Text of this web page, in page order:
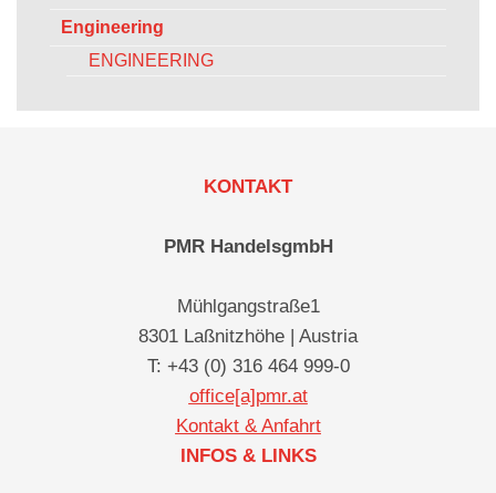
Engineering
ENGINEERING
KONTAKT
PMR HandelsgmbH
Mühlgangstraße1
8301 Laßnitzhöhe | Austria
T: +43 (0) 316 464 999-0
office[a]pmr.at
Kontakt & Anfahrt
INFOS & LINKS